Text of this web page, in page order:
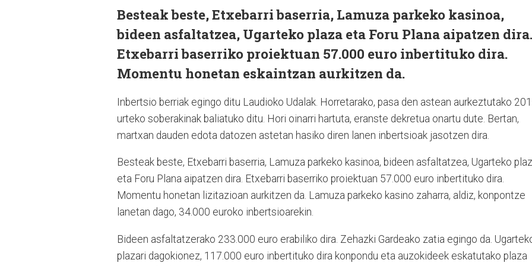
Besteak beste, Etxebarri baserria, Lamuza parkeko kasinoa,
bideen asfaltatzea, Ugarteko plaza eta Foru Plana aipatzen dira.
Etxebarri baserriko proiektuan 57.000 euro inbertituko dira.
Momentu honetan eskaintzan aurkitzen da.
Inbertsio berriak egingo ditu Laudioko Udalak. Horretarako, pasa den astean aurkeztutako
urteko soberakinak baliatuko ditu. Hori oinarri hartuta, eranste dekretua onartu dute. Bertan,
martxan dauden edota datozen astetan hasiko diren lanen inbertsioak jasotzen dira.
Besteak beste, Etxebarri baserria, Lamuza parkeko kasinoa, bideen asfaltatzea, Ugarteko
eta Foru Plana aipatzen dira. Etxebarri baserriko proiektuan 57.000 euro inbertituko dira.
Momentu honetan lizitazioan aurkitzen da. Lamuza parkeko kasino zaharra, aldiz, konpontze
lanetan dago, 34.000 euroko inbertsioarekin.
Bideen asfaltatzerako 233.000 euro erabiliko dira. Zehazki Gardeako zatia egingo da.
plazari dagokionez, 117.000 euro inbertituko dira konpondu eta auzokideek eskatutako plaza